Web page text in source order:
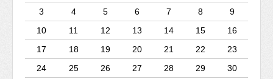
3
4 5 6 7 8
9
10
11 12 13 14 15
16
17
18 19 20 21 22
23
24
25 26 27 28 29
30